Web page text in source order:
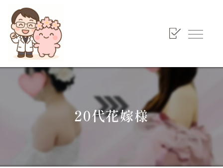
20代花嫁様